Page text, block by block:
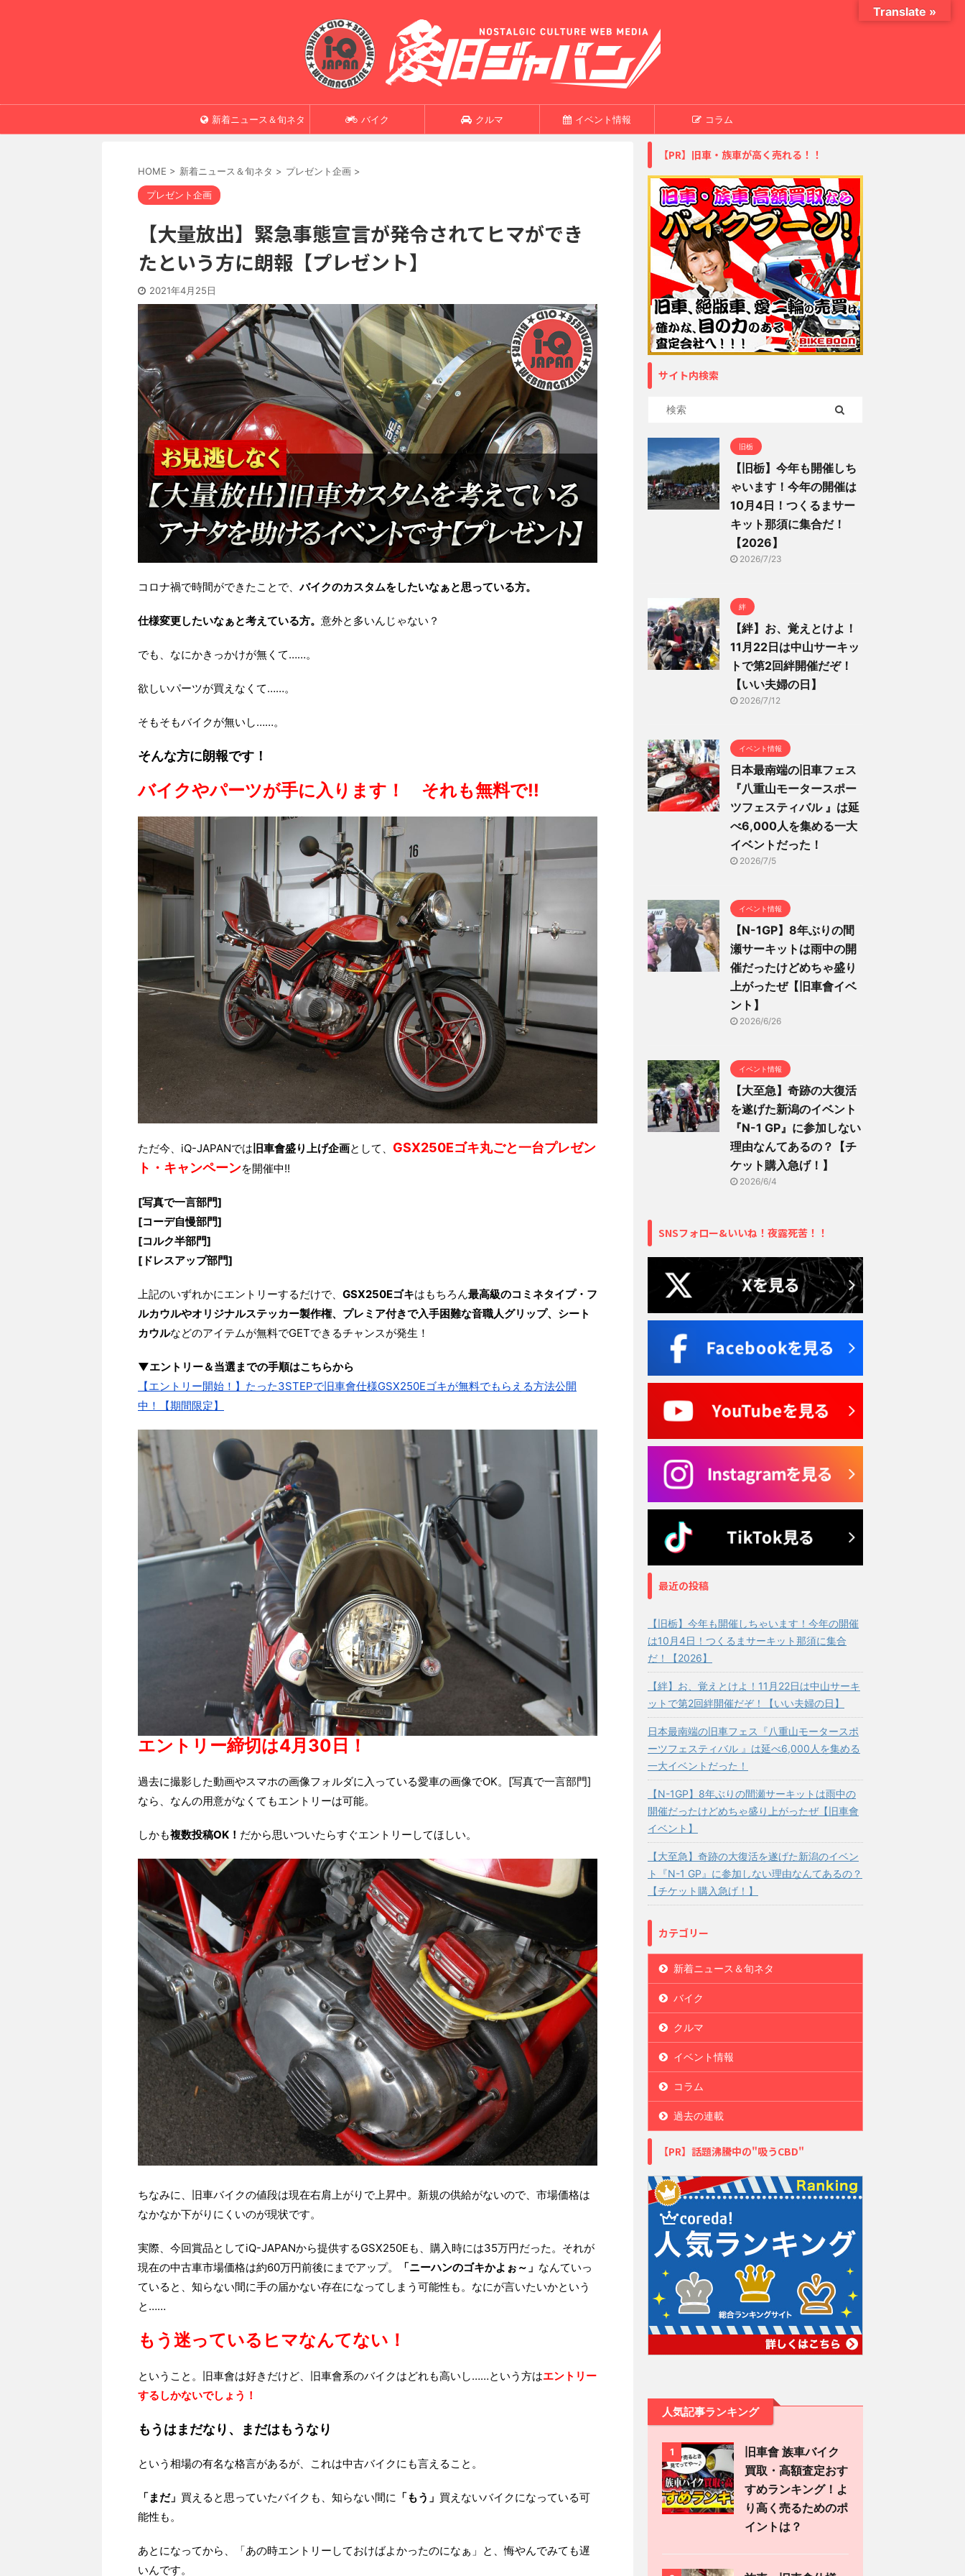
新着ニュース＆旬ネタ バイク クルマ イベント情報 コラム
HOME > 新着ニュース＆旬ネタ > プレゼント企画 >
プレゼント企画
【大量放出】緊急事態宣言が発令されてヒマができ
たという方に朗報【プレゼント】
2021年4月25日
コロナ禍で時間ができたことで、バイクのカスタムをしたいなぁと思っている方。
仕様変更したいなぁと考えている方。 意外と多いんじゃない？
でも、なにかきっかけが無くて……。
欲しいパーツが買えなくて……。
そもそもバイクが無いし……。
そんな方に朗報です！
バイクやパーツが手に入ります！ それも無料で!!
ただ今、iQ-JAPANでは 旧車會盛り上げ企画として、 GSX250Eゴキ丸ごと一台プレゼン
ト・キャンペーンを開催中!!
[写真で一言部門]
[コーデ自慢部門]
[コルク半部門]
[ドレスアップ部門]
上記のいずれかにエントリーするだけで、 GSX250Eゴキはもちろん最高級のコミネタイプ・フ
ルカウルやオリジナルステッカー製作権、プレミア付きで入手困難な音職人グリップ、シート
カウルなどのアイテムが無料でGETできるチャンスが発生！
▼エントリー＆当選までの手順はこちらから
【エントリー開始！】たった3STEPで旧車會仕様GSX250Eゴキが無料でもらえる方法公開
中！【期間限定】
エントリー締切は4月30日！
過去に撮影した動画やスマホの画像フォルダに入っている愛車の画像でOK。[写真で一言部門]
なら、なんの用意がなくてもエントリーは可能。
しかも複数投稿OK！ だから思いついたらすぐエントリーしてほしい。
ちなみに、旧車バイクの値段は現在右肩上がりで上昇中。新規の供給がないので、市場価格は
なかなか下がりにくいのが現状です。
実際、今回賞品としてiQ-JAPANから提供するGSX250Eも、購入時には35万円だった。それが
現在の中古車市場価格は約60万円前後にまでアップ。
「ニーハンのゴキかよぉ～」 なんていっ
ていると、知らない間に手の届かない存在になってしまう可能性も。なにが言いたいかという
と……
もう迷っているヒマなんてない！
ということ。旧車會は好きだけど、旧車會系のバイクはどれも高いし……という方はエントリー
するしかないでしょう！
もうはまだなり、まだはもうなり
という相場の有名な格言があるが、これは中古バイクにも言えること。
「まだ」 買えると思っていたバイクも、知らない間に 「もう」 買えないバイクになっている可
能性も。
あとになってから、「あの時エントリーしておけばよかったのになぁ」と、悔やんでみても遅
いんです。
【PR】旧車・族車が高く売れる！！
サイト内検索
旧栃
【旧栃】今年も開催しち
ゃいます！今年の開催は
10月4日！つくるまサー
キット那須に集合だ！
【2026】
2026/7/23
絆
【絆】お、覚えとけよ！
11月22日は中山サーキッ
トで第2回絆開催だぞ！
【いい夫婦の日】
2026/7/12
イベント情報
日本最南端の旧車フェス
『八重山モータースポー
ツフェスティバル 』は延
べ6,000人を集める一大
イベントだった！
2026/7/5
イベント情報
【N-1GP】8年ぶりの間
瀬サーキットは雨中の開
催だったけどめちゃ盛り
上がったぜ【旧車會イベ
ント】
2026/6/26
イベント情報
【大至急】奇跡の大復活
を遂げた新潟のイベント
『N-1 GP』に参加しない
理由なんてあるの？【チ
ケット購入急げ！】
2026/6/4
SNSフォロー&いいね！夜露死苦！！
最近の投稿
【旧栃】今年も開催しちゃいます！今年の開催
は10月4日！つくるまサーキット那須に集合
だ！【2026】
【絆】お、覚えとけよ！11月22日は中山サーキ
ットで第2回絆開催だぞ！【いい夫婦の日】
日本最南端の旧車フェス『八重山モータースポ
ーツフェスティバル 』は延べ6,000人を集める
一大イベントだった！
【N-1GP】8年ぶりの間瀬サーキットは雨中の
開催だったけどめちゃ盛り上がったぜ【旧車會
イベント】
【大至急】奇跡の大復活を遂げた新潟のイベン
ト『N-1 GP』に参加しない理由なんてあるの？
【チケット購入急げ！】
カテゴリー
新着ニュース＆旬ネタ
バイク
クルマ
イベント情報
コラム
過去の連載
【PR】話題沸騰中の"吸うCBD"
人気記事ランキング
1
旧車會 族車バイク
買取・高額査定おす
すめランキング！よ
り高く売るためのポ
イントは？
Translate »